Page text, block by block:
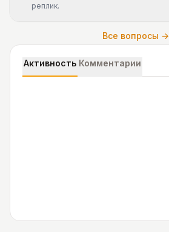
реплик.
Все вопросы →
Активность Комментарии